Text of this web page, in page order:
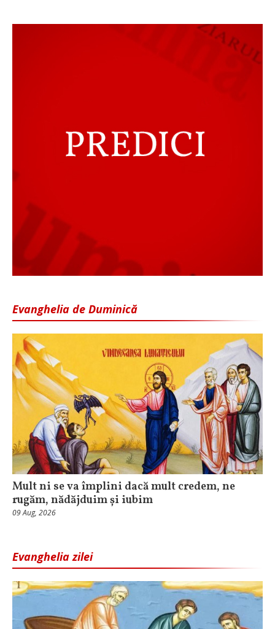
Evanghelia de Duminică
Mult ni se va împlini dacă mult credem, ne
rugăm, nădăjduim și iubim
09 Aug, 2026
Evanghelia zilei